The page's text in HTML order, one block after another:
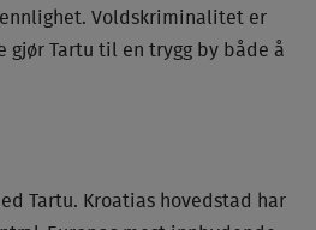
Voldskriminalitet er
gjør Tartu til en trygg by både å
Tartu. Kroatias hovedstad har